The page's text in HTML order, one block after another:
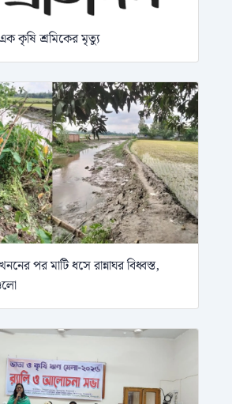
কৃষি শ্রমিকের মৃত্যু
পর মাটি ধসে রান্নাঘর বিধ্বস্ত,